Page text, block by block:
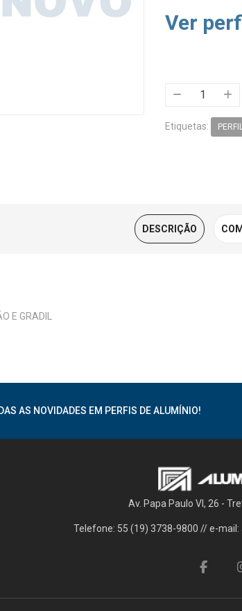
Ver
Etiquetas:
DESCRIÇÃO
E GRADIL
AS NOVIDADES EM PERFIS DE ALUMÍNIO!
Av. Papa Paulo VI, 26 -
Telefone: 55 (19) 3738-9800 // e-